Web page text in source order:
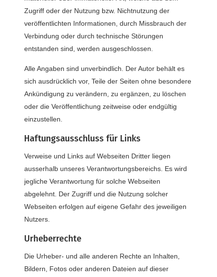
Zugriff oder der Nutzung bzw. Nichtnutzung der
veröffentlichten Informationen, durch Missbrauch der
Verbindung oder durch technische Störungen
entstanden sind, werden ausgeschlossen.
Alle Angaben sind unverbindlich. Der Autor behält es
sich ausdrücklich vor, Teile der Seiten ohne besondere
Ankündigung zu verändern, zu ergänzen, zu löschen
oder die Veröffentlichung zeitweise oder endgültig
einzustellen.
Haftungsausschluss für Links
Verweise und Links auf Webseiten Dritter liegen
ausserhalb unseres Verantwortungsbereichs. Es wird
jegliche Verantwortung für solche Webseiten
abgelehnt. Der Zugriff und die Nutzung solcher
Webseiten erfolgen auf eigene Gefahr des jeweiligen
Nutzers.
Urheberrechte
Die Urheber- und alle anderen Rechte an Inhalten,
Bildern, Fotos oder anderen Dateien auf dieser